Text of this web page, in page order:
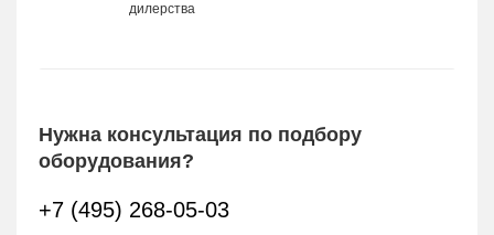
дилерства
Нужна консультация по подбору
оборудования?
+7 (495) 268-05-03